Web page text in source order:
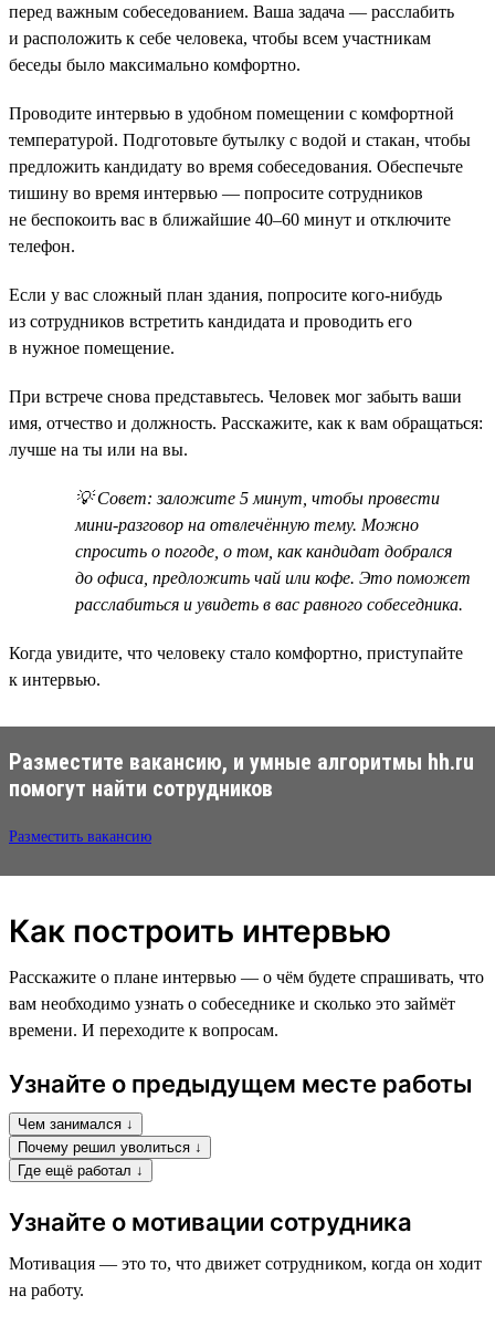
перед важным собеседованием. Ваша задача — расслабить
и расположить к себе человека, чтобы всем участникам
беседы было максимально комфортно.
Проводите интервью в удобном помещении с комфортной
температурой. Подготовьте бутылку с водой и стакан, чтобы
предложить кандидату во время собеседования. Обеспечьте
тишину во время интервью — попросите сотрудников
не беспокоить вас в ближайшие 40–60 минут и отключите
телефон.
Если у вас сложный план здания, попросите кого-нибудь
из сотрудников встретить кандидата и проводить его
в нужное помещение.
При встрече снова представьтесь. Человек мог забыть ваши
имя, отчество и должность. Расскажите, как к вам обращаться:
лучше на ты или на вы.
💡 Совет: заложите 5 минут, чтобы провести
мини-разговор на отвлечённую тему. Можно
спросить о погоде, о том, как кандидат добрался
до офиса, предложить чай или кофе. Это поможет
расслабиться и увидеть в вас равного собеседника.
Когда увидите, что человеку стало комфортно, приступайте
к интервью.
Разместите вакансию, и умные алгоритмы hh.ru
помогут найти сотрудников
Разместить вакансию
Как построить интервью
Расскажите о плане интервью — о чём будете спрашивать, что
вам необходимо узнать о собеседнике и сколько это займёт
времени. И переходите к вопросам.
Узнайте о предыдущем месте работы
Чем занимался ↓
Почему решил уволиться ↓
Где ещё работал ↓
Узнайте о мотивации сотрудника
Мотивация — это то, что движет сотрудником, когда он ходит
на работу.